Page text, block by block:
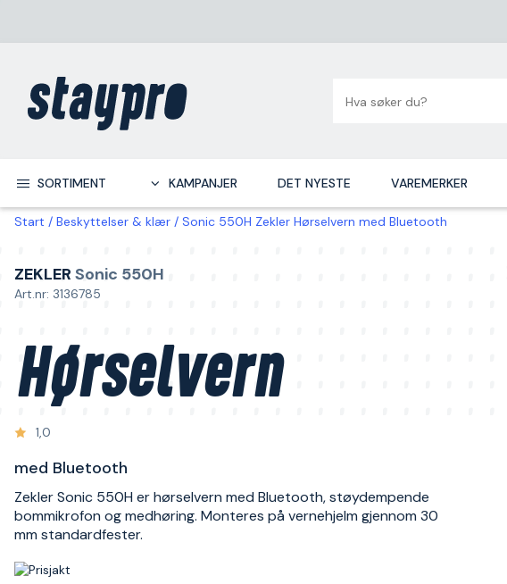
SORTIMENT KAMPANJER DET NYESTE VAREMERKER
Start Beskyttelser & klær Sonic 550H Zekler Hørselvern med Bluetooth
ZEKLER Sonic 550H
Art.nr: 3136785
Hørselvern
1,0
med Bluetooth
Zekler Sonic 550H er hørselvern med Bluetooth, støydempende
bommikrofon og medhøring. Monteres på vernehjelm gjennom 30
mm standardfester.